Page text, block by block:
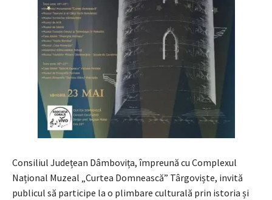
Consiliul Județean Dâmbovița, împreună cu Complexul
Național Muzeal „Curtea Domnească” Târgoviște, invită
publicul să participe la o plimbare culturală prin istoria și